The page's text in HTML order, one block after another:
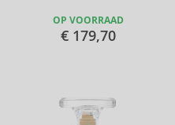
OP VOORRAAD
€ 179,70